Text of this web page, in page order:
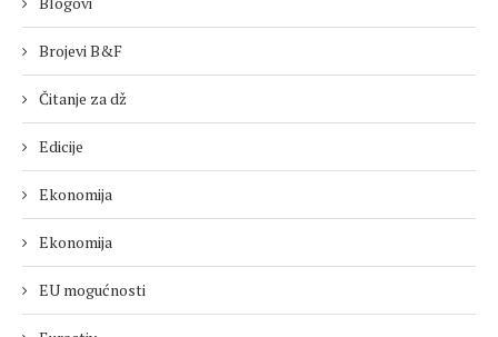
Brojevi B&F
Čitanje za dž
Edicije
Ekonomija
Ekonomija
EU mogućnosti